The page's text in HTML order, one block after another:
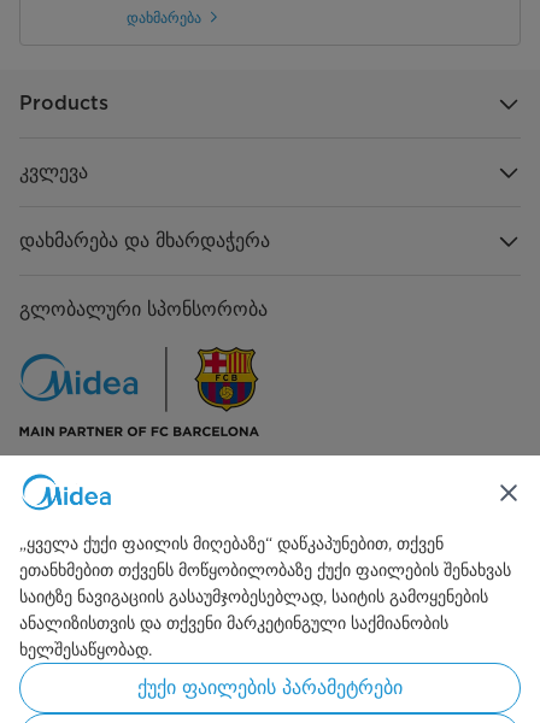
ვოლტაჟობა 220-240v
გაყინვის სიმძლავრე
ქაფწარმოქმნელი ნივთიერება
ენერგიის მოხმარება
დამატებითი ფუნქციები
დახმარება
Products
კვლევა
დახმარება და მხარდაჭერა
გლობალური სპონსორობა
დაკავშირება ჩვენთან
Copyright 2026 Copyright Midea. ყველა უფლება დაცულია.
„ყველა ქუქი ფაილის მიღებაზე“ დაწკაპუნებით, თქვენ
ეთანხმებით თქვენს მოწყობილობაზე ქუქი ფაილების შენახვას
საიტზე ნავიგაციის გასაუმჯობესებლად, საიტის გამოყენების
ანალიზისთვის და თქვენი მარკეტინგული საქმიანობის
ხელშესაწყობად.
ქუქი ფაილების პარამეტრები